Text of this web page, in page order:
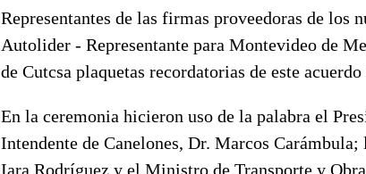
Representantes de las firmas proveedoras de los
Autolider - Representante para Montevideo de
de Cutcsa plaquetas recordatorias de este
En la ceremonia hicieron uso de la palabra el
Intendente de Canelones, Dr. Marcos
Iara Rodríguez y el Ministro de Transporte y